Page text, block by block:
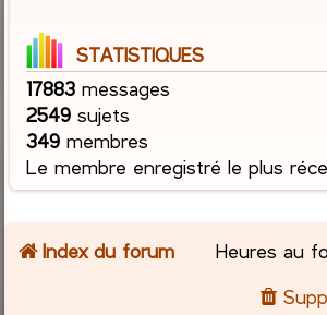
STATISTIQUES
17883 messages
2549 sujets
349 membres
Le membre enregistré le plus
Index du forum Heures au